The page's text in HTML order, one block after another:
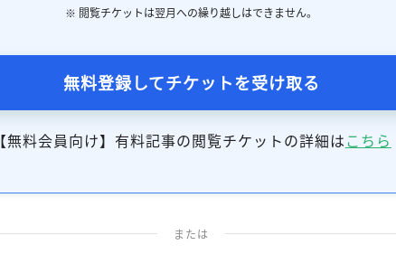
※ 閲覧チケットは翌月への繰り越しはできません。
無料登録してチケットを受け取る
【無料会員向け】有料記事の閲覧チケットの詳細はこちら
または